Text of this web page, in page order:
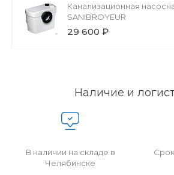
Канализационная
SANIBROYEUR
29 600 ₽
Наличие и
В наличии на складе в
Челябинске